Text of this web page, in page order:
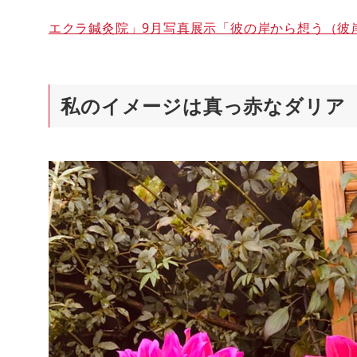
エクラ鍼灸院」9月写真展示「彼の岸から想う（彼
私のイメージは真っ赤なダリア